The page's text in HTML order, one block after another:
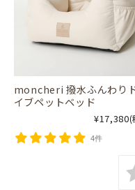
moncheri 撥水ふんわり
イブペットベッド
¥17,380(
4件